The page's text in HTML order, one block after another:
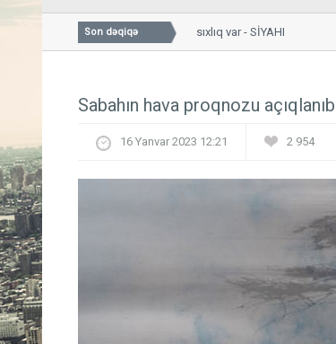
Son dəqiqə
Bakıda bu yollarda sıxlıq var - SİYAHI
Sabahın hava proqnozu açıqlanıb
16 Yanvar 2023 12:21 2 954